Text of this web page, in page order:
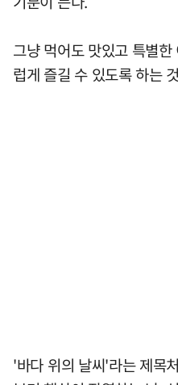
그냥 먹어도 맛있고 특별
럽게 즐길 수 있도록 하는
'바다 위의 날씨'라는 제목